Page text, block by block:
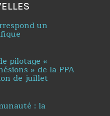
un
pilotage «
» de la PPA
de juillet
: la